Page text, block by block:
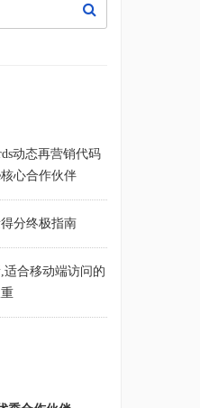
动态再营销代码
心合作伙伴
分终极指南
合移动端访问的